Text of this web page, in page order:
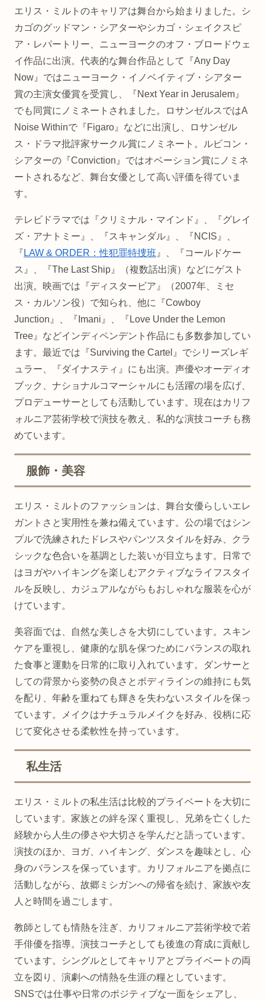
エリス・ミルトのキャリアは舞台から始まりました。シ
カゴのグッドマン・シアターやシカゴ・シェイクスピ
ア・レパートリー、ニューヨークのオフ・ブロードウェ
イ作品に出演。代表的な舞台作品として『Any Day
Now』ではニューヨーク・イノベイティブ・シアター
賞の主演女優賞を受賞し、『Next Year in Jerusalem』
でも同賞にノミネートされました。ロサンゼルスではA
Noise Withinで『Figaro』などに出演し、ロサンゼル
ス・ドラマ批評家サークル賞にノミネート。ルビコン・
シアターの『Conviction』ではオベーション賞にノミネ
ートされるなど、舞台女優として高い評価を得ていま
す。
テレビドラマでは『クリミナル・マインド』、『グレイ
ズ・アナトミー』、『スキャンダル』、『NCIS』、
『 LAW & ORDER：性犯罪特捜班 』、『コールドケー
ス』、『The Last Ship』（複数話出演）などにゲスト
出演。映画では『ディスタービア』（2007年、ミセ
ス・カルソン役）で知られ、他に『Cowboy
Junction』、『Imani』、『Love Under the Lemon
Tree』などインディペンデント作品にも多数参加してい
ます。最近では『Surviving the Cartel』でシリーズレギ
ュラー、『ダイナスティ』にも出演。声優やオーディオ
ブック、ナショナルコマーシャルにも活躍の場を広げ、
プロデューサーとしても活動しています。現在はカリフ
ォルニア芸術学校で演技を教え、私的な演技コーチも務
めています。
服飾・美容
エリス・ミルトのファッションは、舞台女優らしいエレ
ガントさと実用性を兼ね備えています。公の場ではシン
プルで洗練されたドレスやパンツスタイルを好み、クラ
シックな色合いを基調とした装いが目立ちます。日常で
はヨガやハイキングを楽しむアクティブなライフスタイ
ルを反映し、カジュアルながらもおしゃれな服装を心が
けています。
美容面では、自然な美しさを大切にしています。スキン
ケアを重視し、健康的な肌を保つためにバランスの取れ
た食事と運動を日常的に取り入れています。ダンサーと
しての背景から姿勢の良さとボディラインの維持にも気
を配り、年齢を重ねても輝きを失わないスタイルを保っ
ています。メイクはナチュラルメイクを好み、役柄に応
じて変化させる柔軟性を持っています。
私生活
エリス・ミルトの私生活は比較的プライベートを大切に
しています。家族との絆を深く重視し、兄弟を亡くした
経験から人生の儚さや大切さを学んだと語っています。
演技のほか、ヨガ、ハイキング、ダンスを趣味とし、心
身のバランスを保っています。カリフォルニアを拠点に
活動しながら、故郷ミシガンへの帰省を続け、家族や友
人と時間を過ごします。
教師としても情熱を注ぎ、カリフォルニア芸術学校で若
手俳優を指導。演技コーチとしても後進の育成に貢献し
ています。シングルとしてキャリアとプライベートの両
立を図り、演劇への情熱を生涯の糧としています。
SNSでは仕事や日常のポジティブな一面をシェアし、